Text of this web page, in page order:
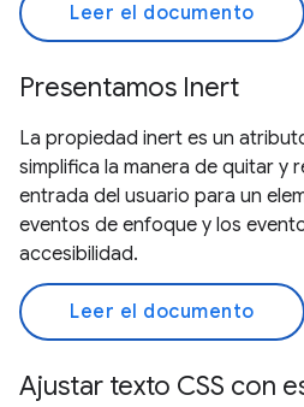
Leer el documento
Presentamos Inert
La propiedad inert es un
simplifica la manera de quitar y
entrada del usuario para un
eventos de enfoque y los
accesibilidad.
Leer el documento
Ajustar texto CSS con